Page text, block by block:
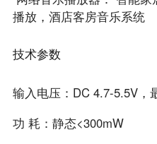
播放，酒店客房音乐系统
技术参数
输入电压：DC 4.7-5.5V，
功 耗：静态<300mW